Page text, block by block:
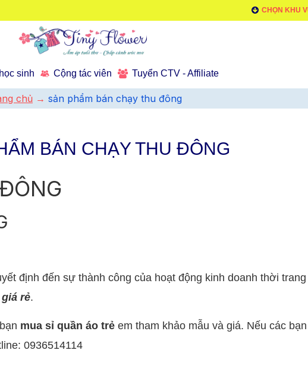
CHỌN KHU
sinh Cộng tác viên Tuyển CTV - Affiliate
chủ sản phẩm bán chạy thu đông
BÁN CHẠY THU ĐÔNG
định đến sự thành công của hoạt động kinh doanh thời
rẻ.
mua sỉ quần áo trẻ em tham khảo mẫu và giá. Nếu các
0936514114